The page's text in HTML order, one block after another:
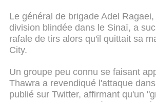
Le général de brigade Adel
division blindée dans le Sinaï, a
rafale de tirs alors qu'il quittait sa
City.
Un groupe peu connu se faisant
Thawra a revendiqué l'attaque
publié sur Twitter, affirmant qu'un